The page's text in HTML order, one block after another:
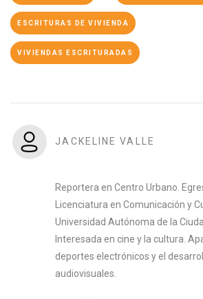
ESCRITURAS DE VIVIENDA
VIVIENDAS ESCRITURADAS
JACKELINE VALLE
Reportera en Centro Urbano.
Licenciatura en Comunicación y
Universidad Autónoma de la
Interesada en cine y la cultura.
deportes electrónicos y el
audiovisuales.